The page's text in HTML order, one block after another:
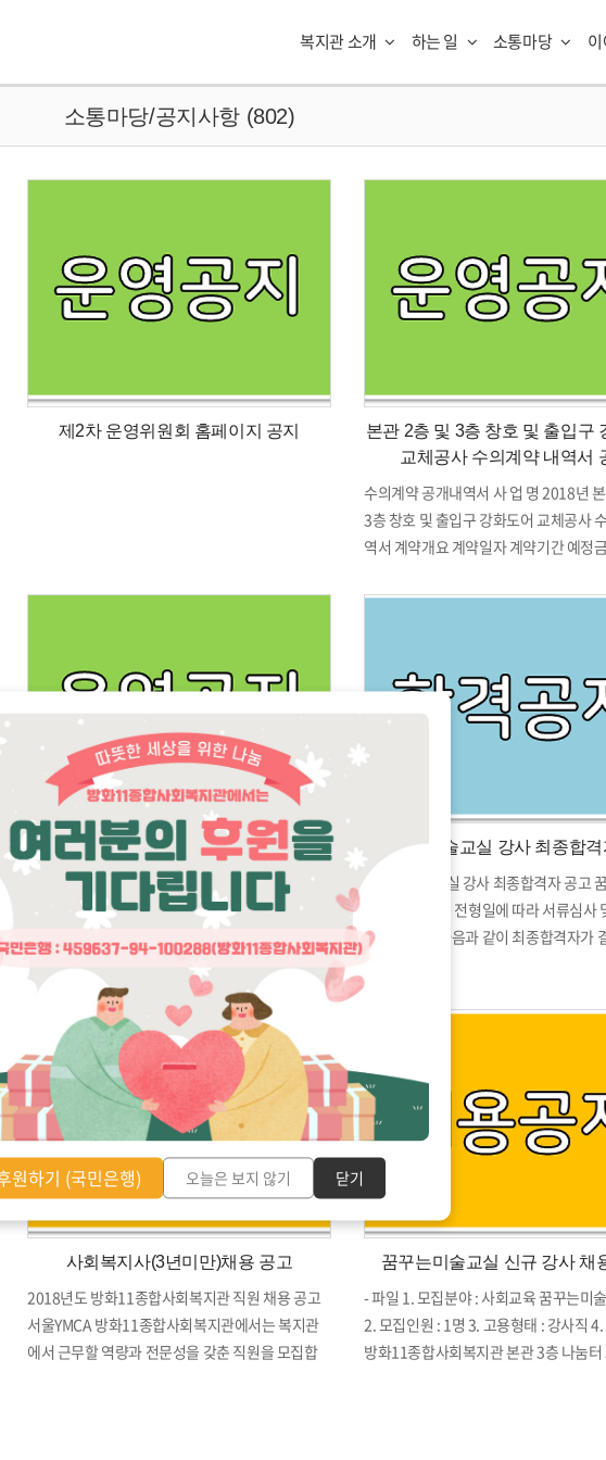
복지관 소개 하는 일 소통마당
소통마당/공지사항 (802)
제2차 운영위원회 홈페이지 공지
본관 2층 및 3층 창호 및 출입구
교체공사 수의계약 내역서
수의계약 공개내역서 사 업 명 2018년
3층 창호 및 출입구 강화도어 교체공사
역서 계약개요 계약일자 계약기간 예정
0. 9.394,000 9.394,000 100% 계약상
2천만원 이하 공사,물품의 제조·구매·용
「여성기업지원에 관한 법률」에 따른 여
「장애인기업활동 촉진법」에 따른 장애
계약은 추정가격 5천만원 이하로 함(제
방화11종합사회복지관 기 타
7월 업무추진비 꿈꾸는미술교실 강사 최종합
꿈꾸는미술교실 강사 최종합격자 공고
교실 강사 채용 전형일에 따라 서류심사
실시한 결과 다음과 같이 최종합격자가
꾸는미술교실 강사 1 이지* * 본 복지관
교실 강사 채용에 응시하여 주신 모든
기 바랍니다. * 제출서류: 채용관련서류는
팀 박혜원 서무에게 문의하시기 바랍니
661-0670)
사회복지사(3년미만)채용 공고
2018년도 방화11종합사회복지관 직원 채용 공고
서울YMCA 방화11종합사회복지관에서는 복지관
에서 근무할 역량과 전문성을 갖춘 직원을 모집합
꿈꾸는미술교실 신규 강사 채
- 파일 1. 모집분야 : 사회교육 꿈꾸는미
2. 모집인원 : 1명 3. 고용형태 : 강사직
방화11종합사회복지관 본관 3층 나눔터
원하기 (국민은행) 오늘은 보지 않기 닫기